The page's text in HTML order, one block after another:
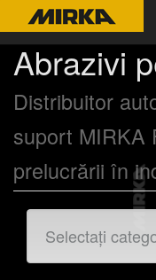
Abrazivi
Distribuitor
suport MIRKA
prelucrării în
Selectați